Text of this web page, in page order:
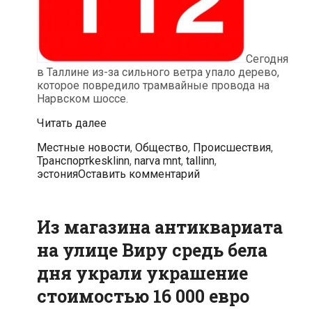
Сегодня
в Таллине из-за сильного ветра упало дерево,
которое повредило трамвайные провода на
Нарвском шоссе.
Читать далееДвижение
Нарвском
шоссе
в
Рубрики
Местные новости, Общество, Происшествия,
ТранспортМетки
kesklinn, narva mnt, tallinn,
эстонияОставить комментарий
Из магазина антиквариата
на улице Виру средь бела
дня украли украшение
стоимостью 16 000 евро